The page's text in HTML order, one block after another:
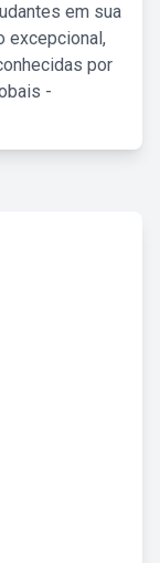
em sua
excepcional,
por
-